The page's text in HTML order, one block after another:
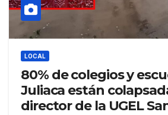
LOCAL
80% de colegios y
Juliaca están
director de la UGEL